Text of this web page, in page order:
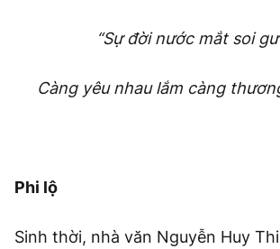
“Sự đời nước mắt soi
Càng yêu nhau lắm càng
Phi lộ
Sinh thời, nhà văn Nguyễn Huy